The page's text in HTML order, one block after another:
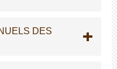
DES